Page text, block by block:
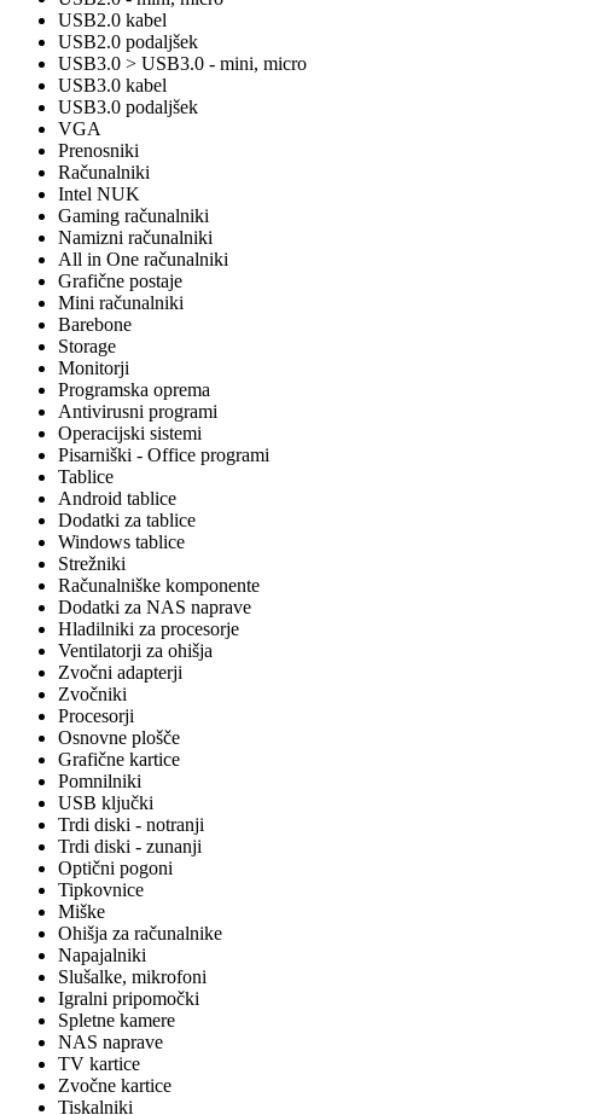
USB2.0 kabel
USB2.0 podaljšek
USB3.0 > USB3.0 - mini, micro
USB3.0 kabel
USB3.0 podaljšek
VGA
Prenosniki
Računalniki
Intel NUK
Gaming računalniki
Namizni računalniki
All in One računalniki
Grafične postaje
Mini računalniki
Barebone
Storage
Monitorji
Programska oprema
Antivirusni programi
Operacijski sistemi
Pisarniški - Office programi
Tablice
Android tablice
Dodatki za tablice
Windows tablice
Strežniki
Računalniške komponente
Dodatki za NAS naprave
Hladilniki za procesorje
Ventilatorji za ohišja
Zvočni adapterji
Zvočniki
Procesorji
Osnovne plošče
Grafične kartice
Pomnilniki
USB ključki
Trdi diski - notranji
Trdi diski - zunanji
Optični pogoni
Tipkovnice
Miške
Ohišja za računalnike
Napajalniki
Slušalke, mikrofoni
Igralni pripomočki
Spletne kamere
NAS naprave
TV kartice
Zvočne kartice
Tiskalniki